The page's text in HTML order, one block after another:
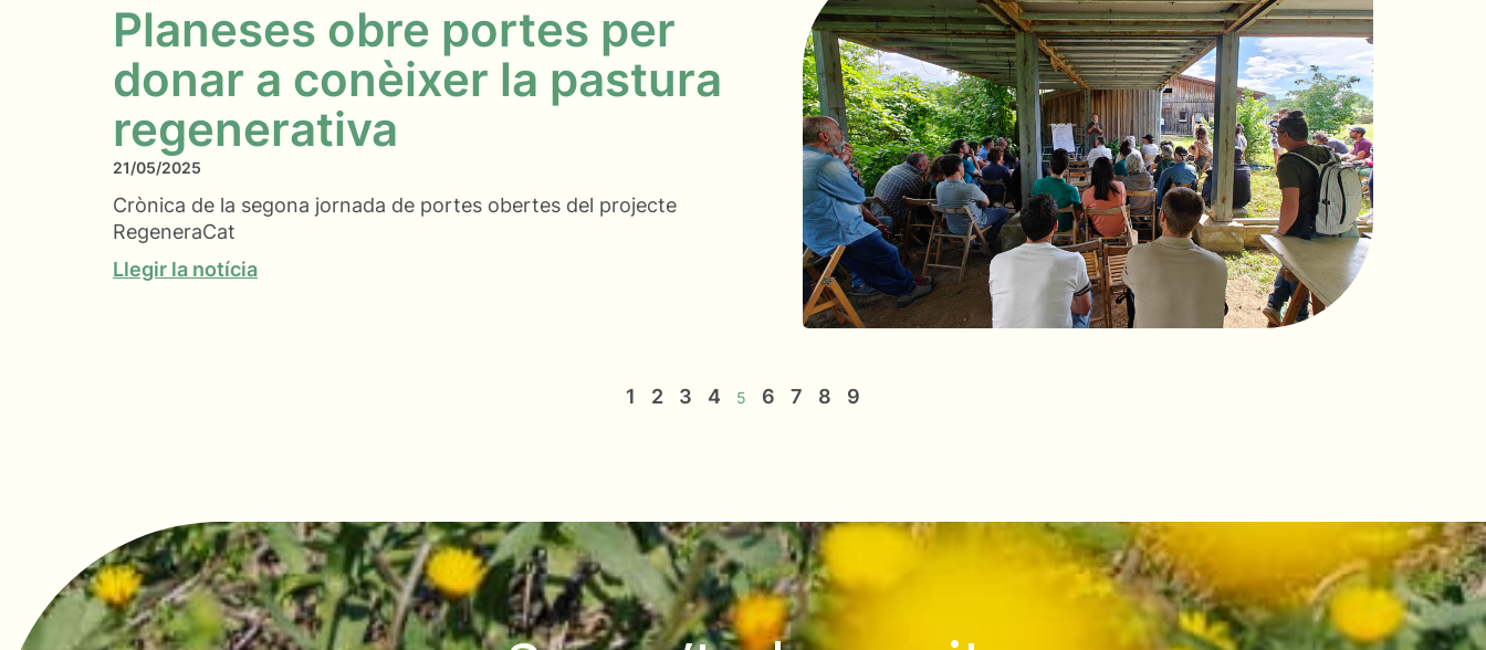
Planeses obre portes per
donar a conèixer la pastura
regenerativa
21/05/2025
Crònica de la segona jornada de portes obertes del projecte
RegeneraCat
Llegir la notícia
1 2 3 4 5 6 7 8 9